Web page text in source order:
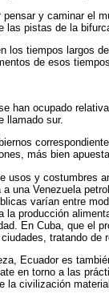
y caminar el
pistas de la
tiempos largos
de esos
ocupado
llamado sur.
más bien
y
Venezuela
varían entre
producción
En Cuba, que el
tratando de
Ecuador es
en torno a las
civilización